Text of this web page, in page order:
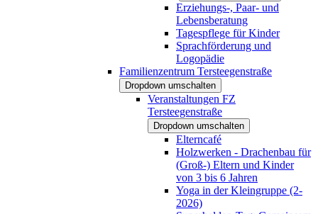
Erziehungs-, Paar- und
Lebensberatung
Tagespflege für Kinder
Sprachförderung und
Logopädie
Familienzentrum Tersteegenstraße
Dropdown umschalten
Veranstaltungen FZ
Tersteegenstraße
Dropdown umschalten
Elterncafé
Holzwerken - Drachenbau für
(Groß-) Eltern und Kinder
von 3 bis 6 Jahren
Yoga in der Kleingruppe (2-
2026)